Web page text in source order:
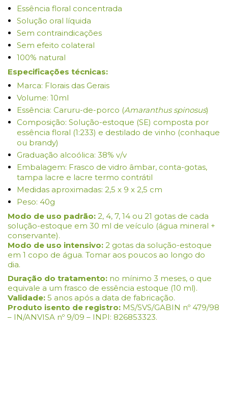
Essência floral concentrada
Solução oral líquida
Sem contraindicações
Sem efeito colateral
100% natural
Especificações técnicas:
Marca: Florais das Gerais
Volume: 10ml
Essência: Caruru-de-porco (Amaranthus spinosus)
Composição: Solução-estoque (SE) composta por
essência floral (1:233) e destilado de vinho (conhaque
ou brandy)
Graduação alcoólica: 38% v/v
Embalagem: Frasco de vidro âmbar, conta-gotas,
tampa lacre e lacre termo contrátil
Medidas aproximadas: 2,5 x 9 x 2,5 cm
Peso: 40g
Modo de uso padrão: 2, 4, 7, 14 ou 21 gotas de cada
solução-estoque em 30 ml de veículo (água mineral +
conservante).
Modo de uso intensivo: 2 gotas da solução-estoque
em 1 copo de água. Tomar aos poucos ao longo do
dia.
Duração do tratamento: no mínimo 3 meses, o que
equivale a um frasco de essência estoque (10 ml).
Validade: 5 anos após a data de fabricação.
Produto isento de registro: MS/SVS/GABIN nº 479/98
– IN/ANVISA nº 9/09 – INPI: 826853323.